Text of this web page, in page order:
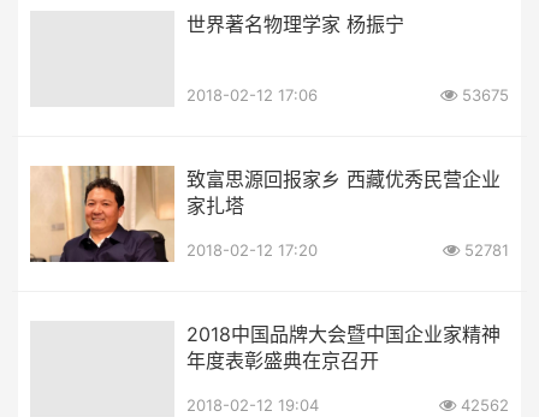
世界著名物理学家 杨振宁
2018-02-12 17:06 53675
致富思源回报家乡 西藏优秀民营企业
家扎塔
2018-02-12 17:20 52781
2018中国品牌大会暨中国企业家精神
年度表彰盛典在京召开
2018-02-12 19:04 42562